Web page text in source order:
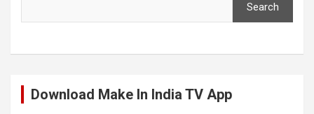
e t k T
Search
Download Make In India TV App